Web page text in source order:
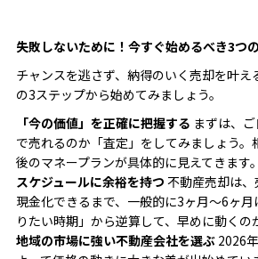
失敗しないために！今すぐ始めるべき3つ
チャンスを逃さず、納得のいく売却を叶え
の3ステップから始めてみましょう。
「今の価値」を正確に把握する まずは、
で売れるのか「査定」をしてみましょう。
後のマネープランが具体的に見えてきます。
スケジュールに余裕を持つ 不動産売却は
現金化できるまで、一般的に3ヶ月〜6ヶ
りたい時期」から逆算して、早めに動くの
地域の市場に強い不動産会社を選ぶ2026